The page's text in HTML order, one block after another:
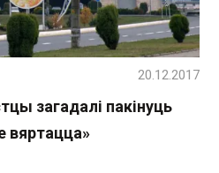
загадалі пакінуць
вяртацца»
20.12.2017